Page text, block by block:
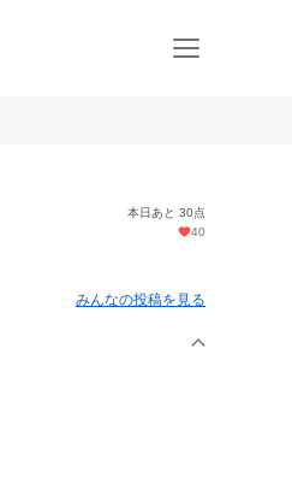
本日あと 30点
40
みんなの投稿を見る